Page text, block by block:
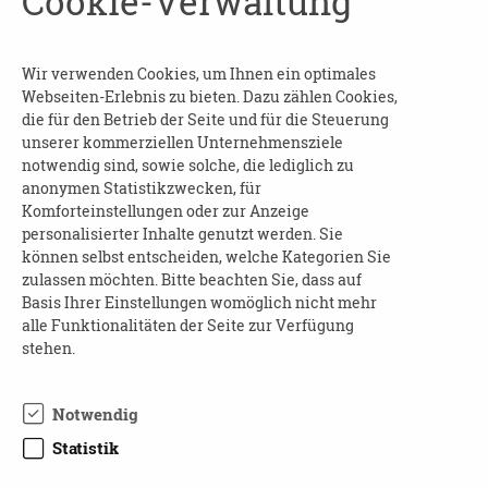
Angeboten bereitgestellt:
🩺 Blutdruckmessung
💊 Medikationsanalyse
👩‍⚕️ Pflegeberatung
Beginn und Dauer : am 24.09.25 von 08:30 bis
13:00 Uhr
Wo: Linden-Apotheke Görlitz
Kosten: frei
Anmeldung ist nicht erforderlich
Wir verwenden Cookies, um Ihnen ein optimales
Webseiten-Erlebnis zu bieten. Dazu zählen Cookies,
die für den Betrieb der Seite und für die Steuerung
unserer kommerziellen Unternehmensziele
notwendig sind, sowie solche, die lediglich zu
anonymen Statistikzwecken, für
Komforteinstellungen oder zur Anzeige
personalisierter Inhalte genutzt werden. Sie
können selbst entscheiden, welche Kategorien Sie
zulassen möchten. Bitte beachten Sie, dass auf
Basis Ihrer Einstellungen womöglich nicht mehr
alle Funktionalitäten der Seite zur Verfügung
stehen.
Notwendig
Statistik